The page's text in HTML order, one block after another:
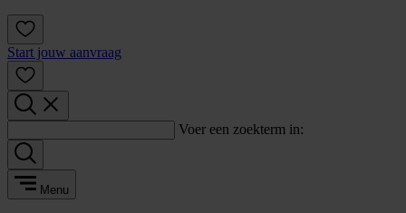
Start jouw aanvraag
Voer een zoekterm in:
Menu